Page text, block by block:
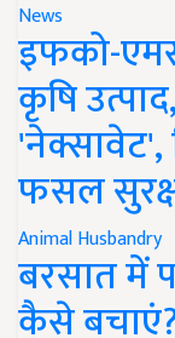
News
इफको-
कृषि
'नेक्सावेट',
फसल
Animal Husbandry
बरसात में
कैसे